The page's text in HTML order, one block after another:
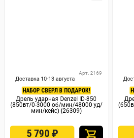
Доставка 10-13 августа
Арт. 2169
НАБОР СВЕРЛ В ПОДАРОК!
Дрель ударная Denzel ID-850
(850вт/0-3000 об/мин/48000 уд/
мин/кейс) (26309)
5 790 ₽